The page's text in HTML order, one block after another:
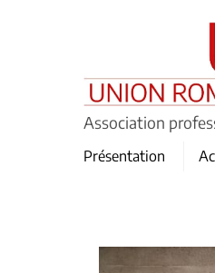
Association
Présentation